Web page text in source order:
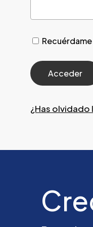
Recuérdame
¿Has olvidado